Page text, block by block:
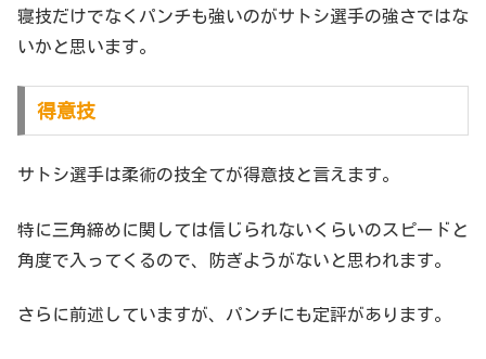
寝技だけでなくパンチも強いのがサトシ選手の強さではな
いかと思います。
得意技
サトシ選手は柔術の技全てが得意技と言えます。
特に三角締めに関しては信じられないくらいのスピードと
角度で入ってくるので、防ぎようがないと思われます。
さらに前述していますが、パンチにも定評があります。